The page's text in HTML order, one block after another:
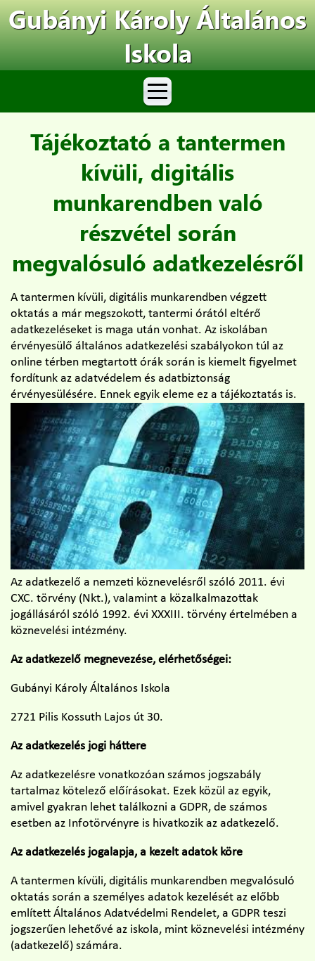
Gubányi Károly Általános
Iskola
Tájékoztató a tantermen
kívüli, digitális
munkarendben való
részvétel során
megvalósuló adatkezelésről
A tantermen kívüli, digitális munkarendben végzett
oktatás a már megszokott, tantermi órától eltérő
adatkezeléseket is maga után vonhat. Az iskolában
érvényesülő általános adatkezelési szabályokon túl az
online térben megtartott órák során is kiemelt figyelmet
fordítunk az adatvédelem és adatbiztonság
érvényesülésére. Ennek egyik eleme ez a tájékoztatás is.
Az adatkezelő a nemzeti köznevelésről szóló 2011. évi
CXC. törvény (Nkt.), valamint a közalkalmazottak
jogállásáról szóló 1992. évi XXXIII. törvény értelmében a
köznevelési intézmény.
Az adatkezelő megnevezése, elérhetőségei:
Gubányi Károly Általános Iskola
2721 Pilis Kossuth Lajos út 30.
Az adatkezelés jogi háttere
Az adatkezelésre vonatkozóan számos jogszabály
tartalmaz kötelező előírásokat. Ezek közül az egyik,
amivel gyakran lehet találkozni a GDPR, de számos
esetben az Infotörvényre is hivatkozik az adatkezelő.
Az adatkezelés jogalapja, a kezelt adatok köre
A tantermen kívüli, digitális munkarendben megvalósuló
oktatás során a személyes adatok kezelését az előbb
említett Általános Adatvédelmi Rendelet, a GDPR teszi
jogszerűen lehetővé az iskola, mint köznevelési intézmény
(adatkezelő) számára.